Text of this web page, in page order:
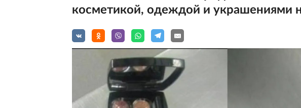
косметикой, одеждой и украшениями